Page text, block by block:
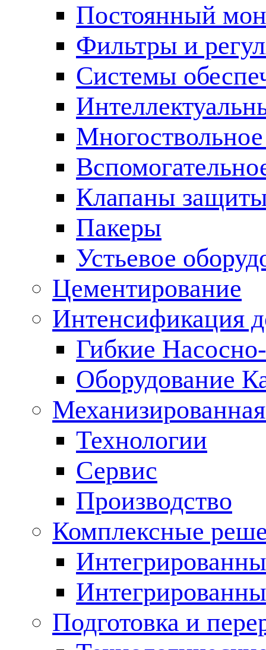
Постоянный
Фильтры и
Cистемы
Клапаны
Пакеры
Устьевое
Цементирование
Интенсификация
Гибкие
Оборудование
Технологии
Сервис
Производство
Комплексные
Подготовка и